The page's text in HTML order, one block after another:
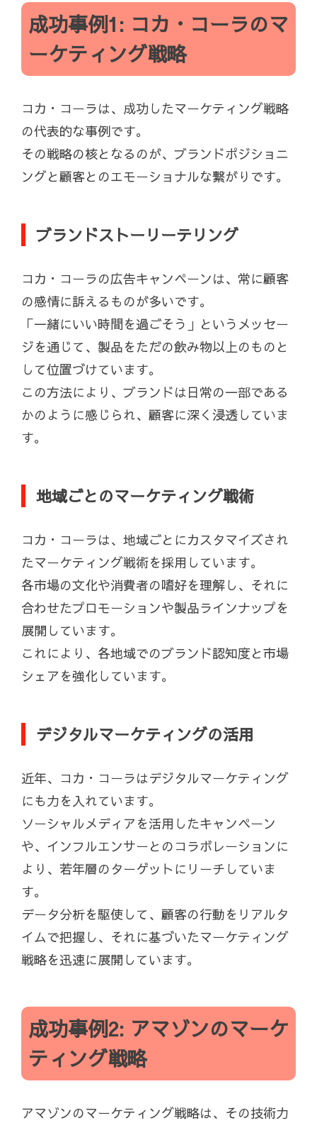
成功事例1: コカ・コーラのマ
ーケティング戦略
コカ・コーラは、成功したマーケティング戦略
の代表的な事例です。
その戦略の核となるのが、ブランドポジショニ
ングと顧客とのエモーショナルな繋がりです。
ブランドストーリーテリング
コカ・コーラの広告キャンペーンは、常に顧客
の感情に訴えるものが多いです。
「一緒にいい時間を過ごそう」というメッセー
ジを通じて、製品をただの飲み物以上のものと
して位置づけています。
この方法により、ブランドは日常の一部である
かのように感じられ、顧客に深く浸透していま
す。
地域ごとのマーケティング戦術
コカ・コーラは、地域ごとにカスタマイズされ
たマーケティング戦術を採用しています。
各市場の文化や消費者の嗜好を理解し、それに
合わせたプロモーションや製品ラインナップを
展開しています。
これにより、各地域でのブランド認知度と市場
シェアを強化しています。
デジタルマーケティングの活用
近年、コカ・コーラはデジタルマーケティング
にも力を入れています。
ソーシャルメディアを活用したキャンペーン
や、インフルエンサーとのコラボレーションに
より、若年層のターゲットにリーチしていま
す。
データ分析を駆使して、顧客の行動をリアルタ
イムで把握し、それに基づいたマーケティング
戦略を迅速に展開しています。
成功事例2: アマゾンのマーケ
ティング戦略
アマゾンのマーケティング戦略は、その技術力